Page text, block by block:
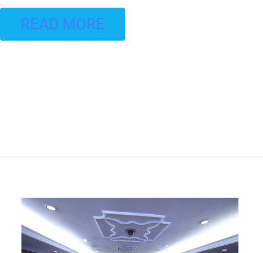
READ MORE